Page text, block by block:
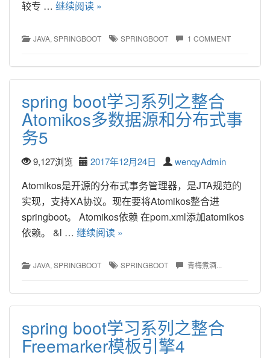
较专 … 继续阅读 »
JAVA, SPRINGBOOT SPRINGBOOT 1 COMMENT
spring boot学习系列之整合
Atomikos多数据源和分布式事
务5
9,127浏览 2017年12月24日 wenqyAdmin
Atomikos是开源的分布式事务管理器，是JTA规范的
实现，支持XA协议。现在要将Atomikos整合进
springboot。 Atomikos依赖 在pom.xml添加atomikos
依赖。 &l … 继续阅读 »
JAVA, SPRINGBOOT SPRINGBOOT 青梅煮酒...
spring boot学习系列之整合
Freemarker模板引擎4